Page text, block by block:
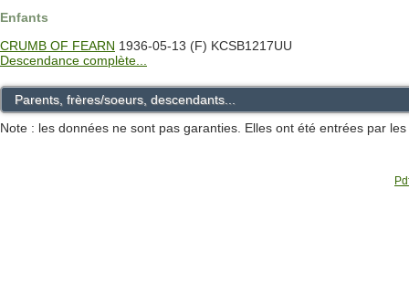
Enfants
CRUMB OF FEARN 1936-05-13 (F) KCSB1217UU
Descendance complète...
Parents, frères/soeurs, descendants...
Note : les données ne sont pas garanties. Elles ont été entrées par